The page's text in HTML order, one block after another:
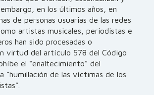
en los últimos años, en
de personas usuarias de las redes
artistas musicales, periodistas e
han sido procesadas o
virtud del artículo 578 del Código
el “enaltecimiento” del
“humillación de las víctimas de los